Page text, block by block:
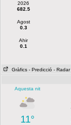
2026
682.5
Agost
0.3
Ahir
0.1
Gràfics - Predicció - Radar
Aquesta nit
11°